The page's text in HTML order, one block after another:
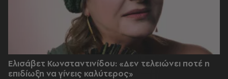
Ελισάβετ Κωνσταντινίδου: «Δεν τελειώνει ποτέ η
επιδίωξη να γίνεις καλύτερος»